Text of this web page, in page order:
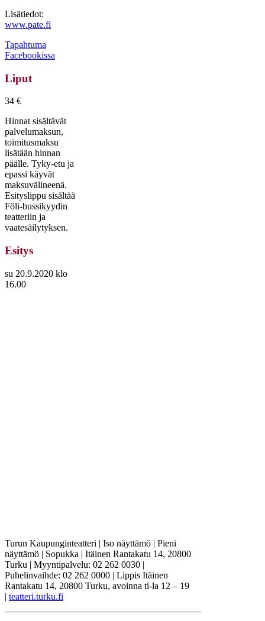
Lisätiedot:
www.pate.fi
Tapahtuma
Facebookissa
Liput
34 €
Hinnat sisältävät
palvelumaksun,
toimitusmaksu
lisätään hinnan
päälle. Tyky-etu ja
epassi käyvät
maksuvälineenä.
Esityslippu sisältää
Föli-bussikyydin
teatteriin ja
vaatesäilytyksen.
Esitys
su 20.9.2020 klo
16.00
Turun Kaupunginteatteri | Iso näyttämö | Pieni
näyttämö | Sopukka | Itäinen Rantakatu 14, 20800
Turku | Myyntipalvelu: 02 262 0030 |
Puhelinvaihde: 02 262 0000 | Lippis Itäinen
Rantakatu 14, 20800 Turku, avoinna ti-la 12 – 19
| teatteri.turku.fi